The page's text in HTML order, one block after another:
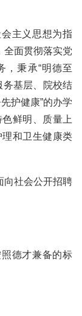
主义思想为指
全面贯彻落实党
，秉承“明德至
务基层、院校结
护健康”的办学
鲜明、质量上
和卫生健康类
向社会公开招聘
德才兼备的标